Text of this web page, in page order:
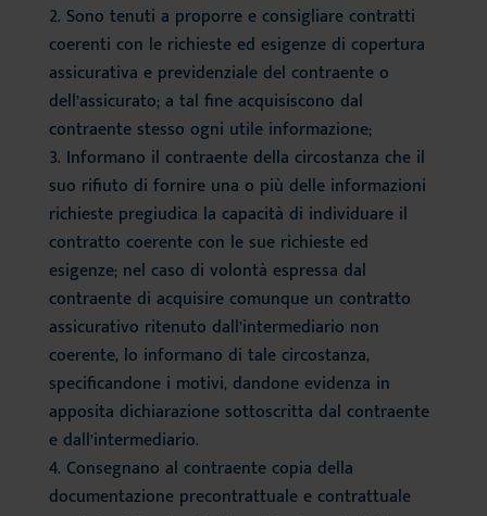
Sono tenuti a proporre e consigliare contratti
coerenti con le richieste ed esigenze di copertura
assicurativa e previdenziale del contraente o
dell’assicurato; a tal fine acquisiscono dal
contraente stesso ogni utile informazione;
Informano il contraente della circostanza che il
suo rifiuto di fornire una o più delle informazioni
richieste pregiudica la capacità di individuare il
contratto coerente con le sue richieste ed
esigenze; nel caso di volontà espressa dal
contraente di acquisire comunque un contratto
assicurativo ritenuto dall’intermediario non
coerente, lo informano di tale circostanza,
specificandone i motivi, dandone evidenza in
apposita dichiarazione sottoscritta dal contraente
e dall’intermediario.
Consegnano al contraente copia della
documentazione precontrattuale e contrattuale